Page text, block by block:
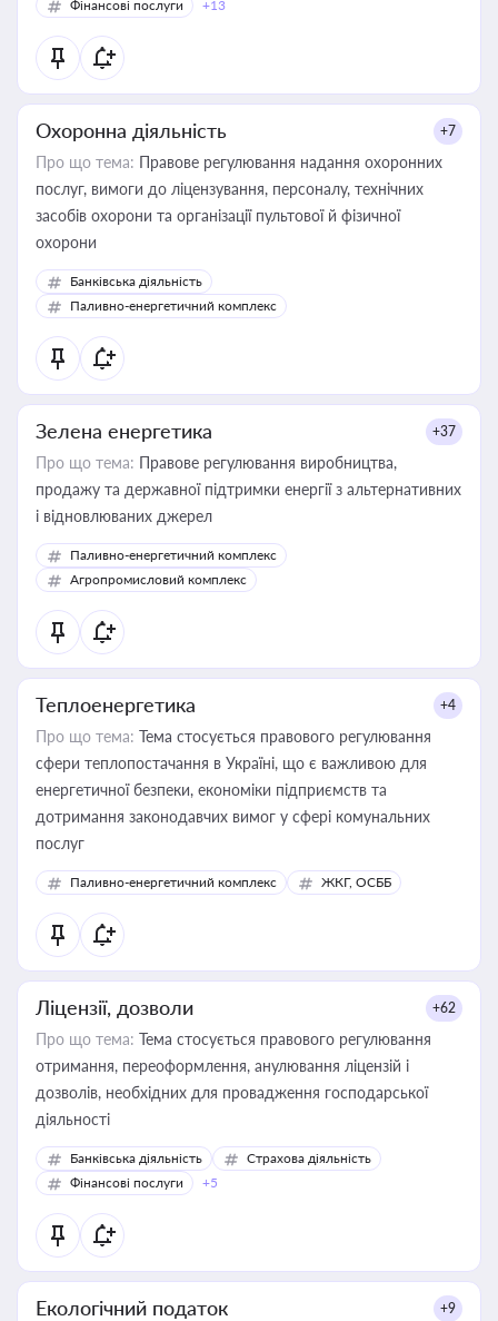
Фінансові послуги +13
Охоронна діяльність +7
Про що тема: Правове регулювання надання охоронних
послуг, вимоги до ліцензування, персоналу, технічних
засобів охорони та організації пультової й фізичної
охорони
Банківська діяльність
Паливно-енергетичний комплекс
Зелена енергетика +37
Про що тема: Правове регулювання виробництва,
продажу та державної підтримки енергії з альтернативних
і відновлюваних джерел
Паливно-енергетичний комплекс
Агропромисловий комплекс
Теплоенергетика +4
Про що тема: Тема стосується правового регулювання
сфери теплопостачання в Україні, що є важливою для
енергетичної безпеки, економіки підприємств та
дотримання законодавчих вимог у сфері комунальних
послуг
Паливно-енергетичний комплекс ЖКГ, ОСББ
Ліцензії, дозволи +62
Про що тема: Тема стосується правового регулювання
отримання, переоформлення, анулювання ліцензій і
дозволів, необхідних для провадження господарської
діяльності
Банківська діяльність
Страхова діяльність
Фінансові послуги
+5
Екологічний податок +9